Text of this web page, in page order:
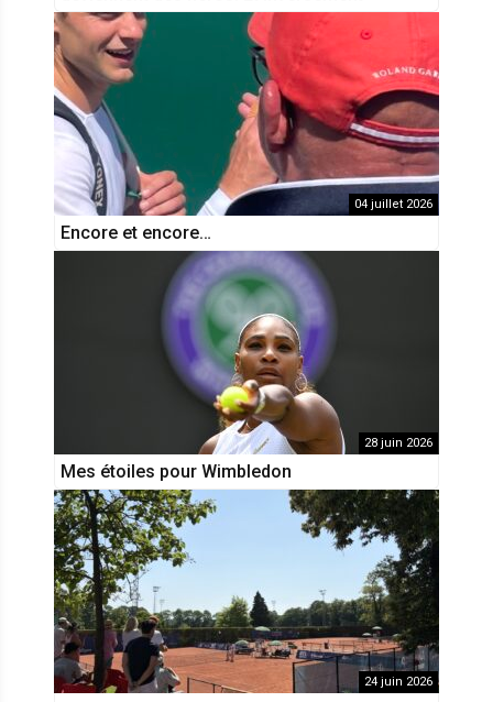
04 juillet 2026
Encore et encore…
28 juin 2026
Mes étoiles pour Wimbledon
24 juin 2026